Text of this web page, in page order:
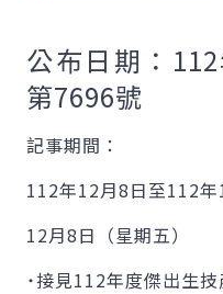
公布日期：
第7696號
記事期間：
112年12月8日至112年
12月8日（星期五）
˙接見112年度傑出生